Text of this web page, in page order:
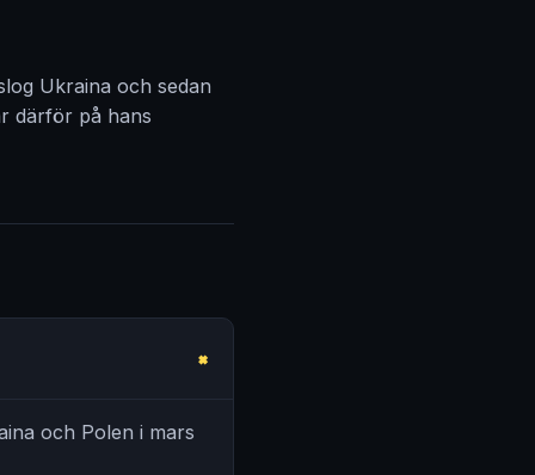
Ukraina och sedan
därför på hans
och Polen i mars